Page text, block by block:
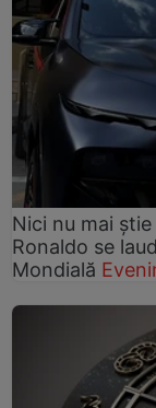
Nici nu mai
Ronaldo se
Mondială